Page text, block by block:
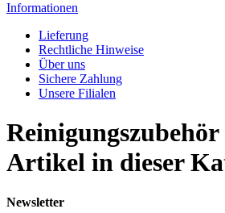
Informationen
Lieferung
Rechtliche Hinweise
Über uns
Sichere Zahlung
Unsere Filialen
Reinigungszubehör
Artikel in dieser
Newsletter